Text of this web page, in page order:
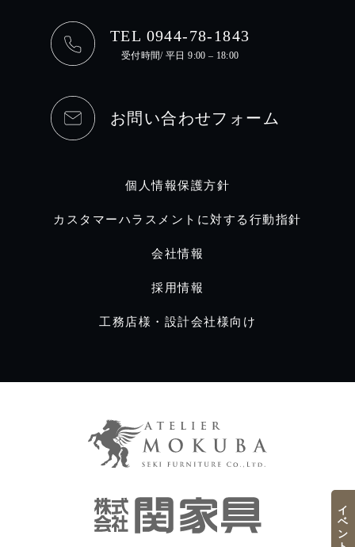
TEL 0944-78-1843
受付時間/ 平日 9:00 – 18:00
お問い合わせフォーム
個人情報保護方針
カスタマーハラスメントに対する行動指針
会社情報
採用情報
工務店様・設計会社様向け